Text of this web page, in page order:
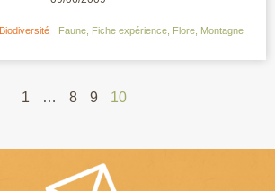
Biodiversité Faune Fiche expérience Flore Montagne
1 … 8 9 10